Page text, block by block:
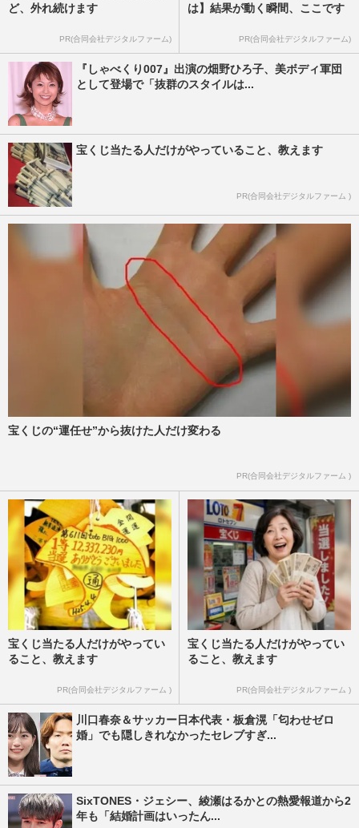
ど、外れ続けます
PR(合同会社デジタルファーム)
は】結果が動く瞬間、ここです
PR(合同会社デジタルファーム)
『しゃべくり007』出演の畑野ひろ子、美ボディ軍団
として登場で「抜群のスタイルは...
宝くじ当たる人だけがやっていること、教えます
PR(合同会社デジタルファーム )
宝くじの“運任せ”から抜けた人だけ変わる
PR(合同会社デジタルファーム )
宝くじ当たる人だけがやってい
ること、教えます
PR(合同会社デジタルファーム )
宝くじ当たる人だけがやってい
ること、教えます
PR(合同会社デジタルファーム )
川口春奈＆サッカー日本代表・板倉滉「匂わせゼロ
婚」でも隠しきれなかったセレブすぎ...
SixTONES・ジェシー、綾瀬はるかとの熱愛報道から2
年も「結婚計画はいったん...